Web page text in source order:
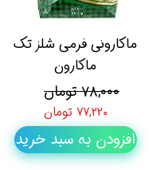
ماکارونی فرمی شلز تک
ماکارون
۷۸,۰۰۰ تومان
۷۷,۲۲۰ تومان
افزودن به سبد خرید